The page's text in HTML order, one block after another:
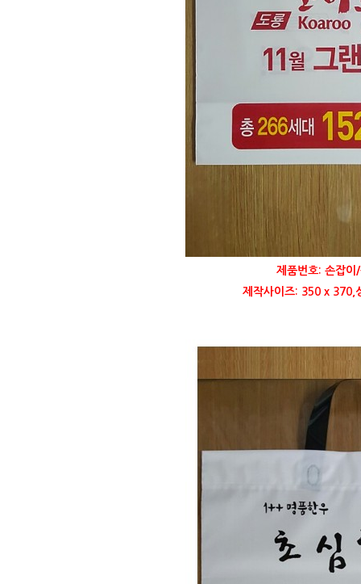
제품번호: 손잡이
제작사이즈: 350 x 370,